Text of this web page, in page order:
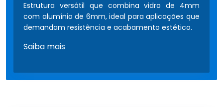
Estrutura versátil que combina vidro de 4mm
com alumínio de 6mm, ideal para aplicações que
demandam resistência e acabamento estético.
Saiba mais